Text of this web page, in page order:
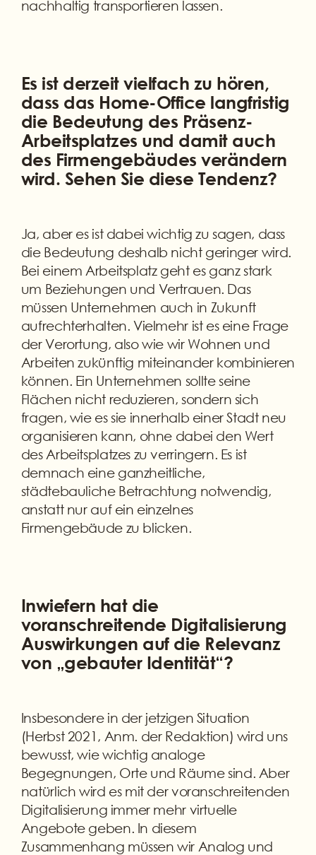
nachhaltig transportieren lassen.
Es ist derzeit vielfach zu hören,
dass das Home-Office langfristig
die Bedeutung des Präsenz-
Arbeitsplatzes und damit auch
des Firmengebäudes verändern
wird. Sehen Sie diese Tendenz?
Ja, aber es ist dabei wichtig zu sagen, dass
die Bedeutung deshalb nicht geringer wird.
Bei einem Arbeitsplatz geht es ganz stark
um Beziehungen und Vertrauen. Das
müssen Unternehmen auch in Zukunft
aufrechterhalten. Vielmehr ist es eine Frage
der Verortung, also wie wir Wohnen und
Arbeiten zukünftig miteinander kombinieren
können. Ein Unternehmen sollte seine
Flächen nicht reduzieren, sondern sich
fragen, wie es sie innerhalb einer Stadt neu
organisieren kann, ohne dabei den Wert
des Arbeitsplatzes zu verringern. Es ist
demnach eine ganzheitliche,
städtebauliche Betrachtung notwendig,
anstatt nur auf ein einzelnes
Firmengebäude zu blicken.
Inwiefern hat die
voranschreitende Digitalisierung
Auswirkungen auf die Relevanz
von „gebauter Identität“?
Insbesondere in der jetzigen Situation
(Herbst 2021, Anm. der Redaktion) wird uns
bewusst, wie wichtig analoge
Begegnungen, Orte und Räume sind. Aber
natürlich wird es mit der voranschreitenden
Digitalisierung immer mehr virtuelle
Angebote geben. In diesem
Zusammenhang müssen wir Analog und